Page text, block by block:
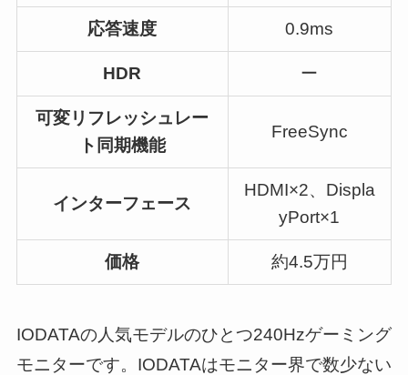
応答速度 0.9ms
HDR ー
可変リフレッシュレー
ト同期機能
FreeSync
インターフェース
HDMI×2、Displa
yPort×1
価格 約4.5万円
IODATAの人気モデルのひとつ240Hzゲーミング
モニターです。IODATAはモニター界で数少ない